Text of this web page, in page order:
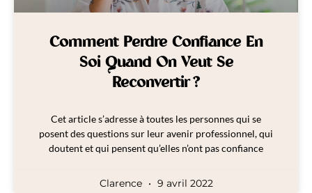
Comment Perdre Confiance En
Soi Quand On Veut Se
Reconvertir ?
Cet article s’adresse à toutes les personnes qui se
posent des questions sur leur avenir professionnel, qui
doutent et qui pensent qu’elles n’ont pas confiance
Clarence 9 avril 2022